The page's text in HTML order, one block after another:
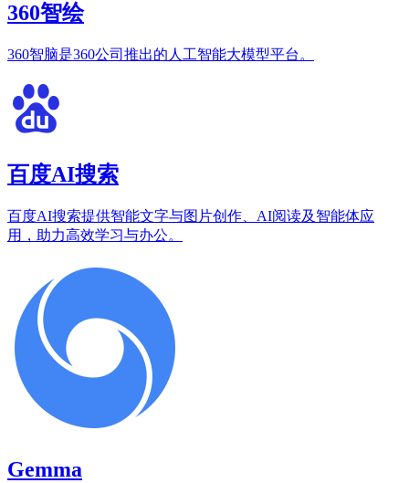
360智绘
360智脑是360公司推出的人工智能大模型平台。
百度AI搜索
百度AI搜索提供智能文字与图片创作、AI阅读及智能体应
用，助力高效学习与办公。
Gemma